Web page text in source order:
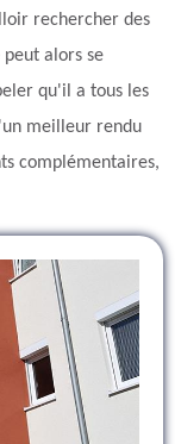
rechercher des
alors se
qu'il a tous les
meilleur rendu
complémentaires,